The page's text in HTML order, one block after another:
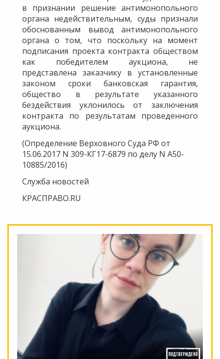
в признании решение антимонопольного
органа недействительным, суды признали
обоснованным вывод антимонопольного
органа о том, что поскольку на момент
подписания проекта контракта обществом
как победителем аукциона, не
представлена заказчику в установленные
законом сроки банковская гарантия,
общество в результате указанного
бездействия уклонилось от заключения
контракта по результатам проведенного
аукциона.
(Определение Верховного Суда РФ от
15.06.2017 N 309-КГ17-6879 по делу N А50-
10885/2016)
Служба новостей
КРАСПРАВО.RU